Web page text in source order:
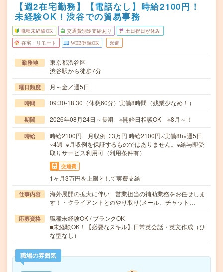
【週2在宅勤務】【電話なし】時給2100円！
未経験OK！渋谷での貿易事務
職種未経験OK 交通費別途支給あり 土日祝日が休み
在宅・リモート WEB登録OK 派遣
勤務地
東京都渋谷区
渋谷駅から徒歩7分
曜日頻度 月～金／週5日
時間 09:30-18:30（休憩60分）実働8時間（残業少なめ！）
期間 2026年08月24日～長期 ※開始日相談OK ※8月～！
時給
時給2100円 月収例 33万円 時給2100円×実働8h×週5日
×4週 ※月収例を保証するものではありません。※給与即受
取りサービス利用可（利用条件有）
交通費
1ヶ月3万円を上限として実費支給
仕事内容
海外展開の拡大に伴い、営業担当の補助業務をお任せしま
す！・クライアントとのやり取り(メール、チャット…
応募資格
職種未経験OK / ブランクOK
■未経験OK！【必要なスキル】日常英会話・英文作成（ひ
な型なし）
職場の雰囲気